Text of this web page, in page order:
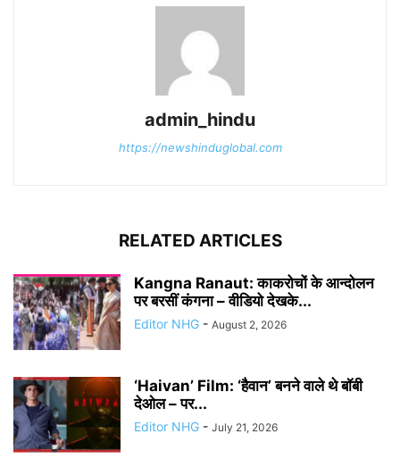
admin_hindu
https://newshinduglobal.com
RELATED ARTICLES
Kangna Ranaut: काकरोचों के आन्दोलन
पर बरसीं कंगना – वीडियो देखके...
Editor NHG - August 2, 2026
‘Haivan’ Film: ‘हैवान’ बनने वाले थे बॉबी
देओल – पर...
Editor NHG - July 21, 2026